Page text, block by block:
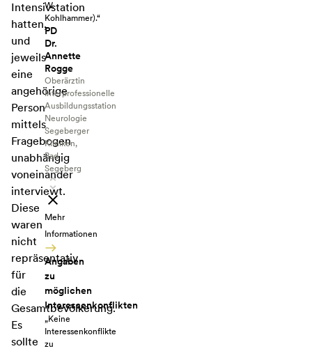
Intensivstation
hatten,
und
jeweils
eine
angehörige
Person
mittels
Fragebogen
unabhängig
voneinander
interviewt.
Diese
waren
nicht
repräsentativ
für
die
Gesamtbevölkerung.
Es
sollte
W.
Kohlhammer).“
PD
Dr.
Annette
Rogge
Oberärztin
Interprofessionelle
Ausbildungsstation
Neurologie
Segeberger
Kliniken,
Bad
Segeberg
Mehr
Informationen
Angaben
zu
möglichen
Interessenkonflikten
„Keine
Interessenkonflikte
zu